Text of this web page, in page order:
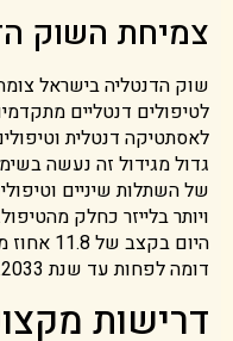
צמיחת השוק
שוק הדנטליה בישראל
לטיפולים דנטליים
לאסתטיקה דנטלית
גדול מגידול זה נעשה
של השתלות שיניים
ויותר בלייזר כחלק
היום
דומה לפחות עד שנת 2033.
דרישות